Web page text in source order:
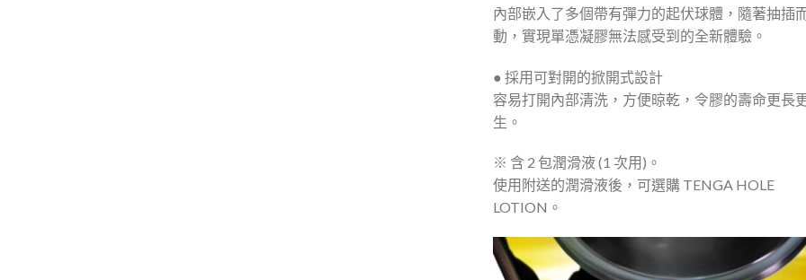
內部嵌入了多個帶有彈力的起伏球體，隨著抽插
動，實現單憑凝膠無法感受到的全新體驗。
● 採用可對開的掀開式設計
容易打開內部清洗，方便晾乾，令膠的壽命更長
生。
※ 含 2 包潤滑液 (1 次用)。
使用附送的潤滑液後，可選購 TENGA HOLE
LOTION。